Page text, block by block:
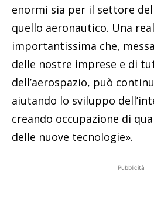
enormi sia per il settore
quello aeronautico. Una
importantissima che,
delle nostre imprese e di
dell’aerospazio, può
aiutando lo sviluppo
creando occupazione di
delle nuove tecnologie».
Pubblicità